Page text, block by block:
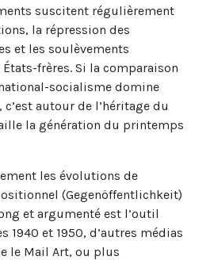
suscitent régulièrement
la répression des
et les soulèvements
frères. Si la comparaison
socialisme domine
c’est autour de l’héritage du
la génération du printemps
les évolutions de
(Gegenöffentlichkeit)
et argumenté est l’outil
1940 et 1950, d’autres médias
le Mail Art, ou plus